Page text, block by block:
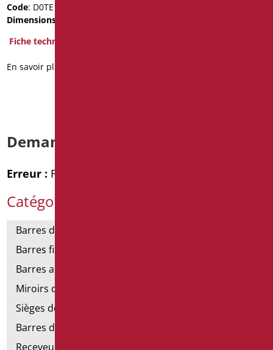
Catégories de produits
Barres de support
Barres fixes et rabattables
Barres angulaires pour douches et baignoires
Miroirs de salle de bains
Sièges de douche et de baignoire
Barres de douche
Receveurs et cabines de douche
Code: D0TE15/99
Dimensions
Fiche technique
En savoir plus
Demande d’informations
Erreur : Formulaire de contact non trouvé !